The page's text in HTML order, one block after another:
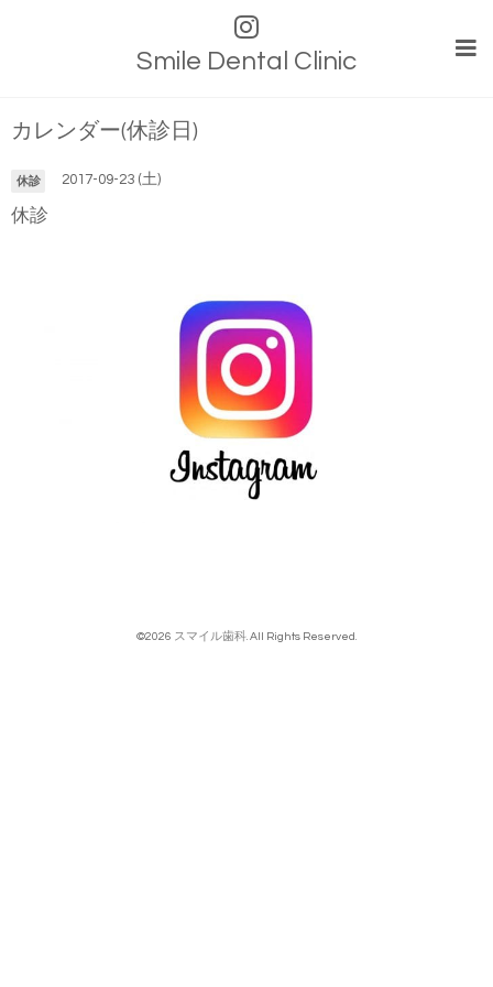
Smile Dental Clinic
カレンダー(休診日)
休診 2017-09-23 (土)
休診
©2026 スマイル歯科 . All Rights Reserved.